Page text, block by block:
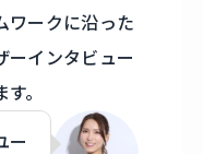
ワークに沿った
ーインタビュー
。
ー